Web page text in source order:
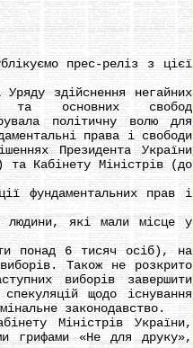
прес-реліз з цієї
здійснення негайних
та основних свобод
політичну волю для
права і свободи
Президента України
та Кабінету Міністрів (до
фундаментальних прав і
людини, які мали місце у
понад 6 тисяч осіб), на
Також не розкрито
виборів завершити
щодо існування
законодавство.
Міністрів України,
грифами «Не для друку»,